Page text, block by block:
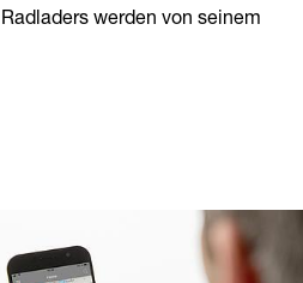
werden von seinem